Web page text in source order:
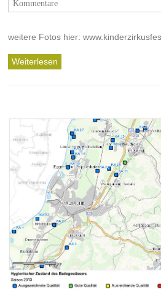
Kommentare
weitere Fotos hier:
Weiterlesen